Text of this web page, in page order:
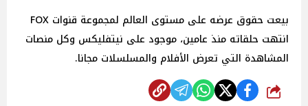
بيعت حقوق عرضه على مستوى العالم لمجموعة قنوات FOX
انتهت حلقاته منذ عامين، موجود على نيتفليكس وكل منصات
المشاهدة التي تعرض الأفلام والمسلسلات مجانا.
شارك